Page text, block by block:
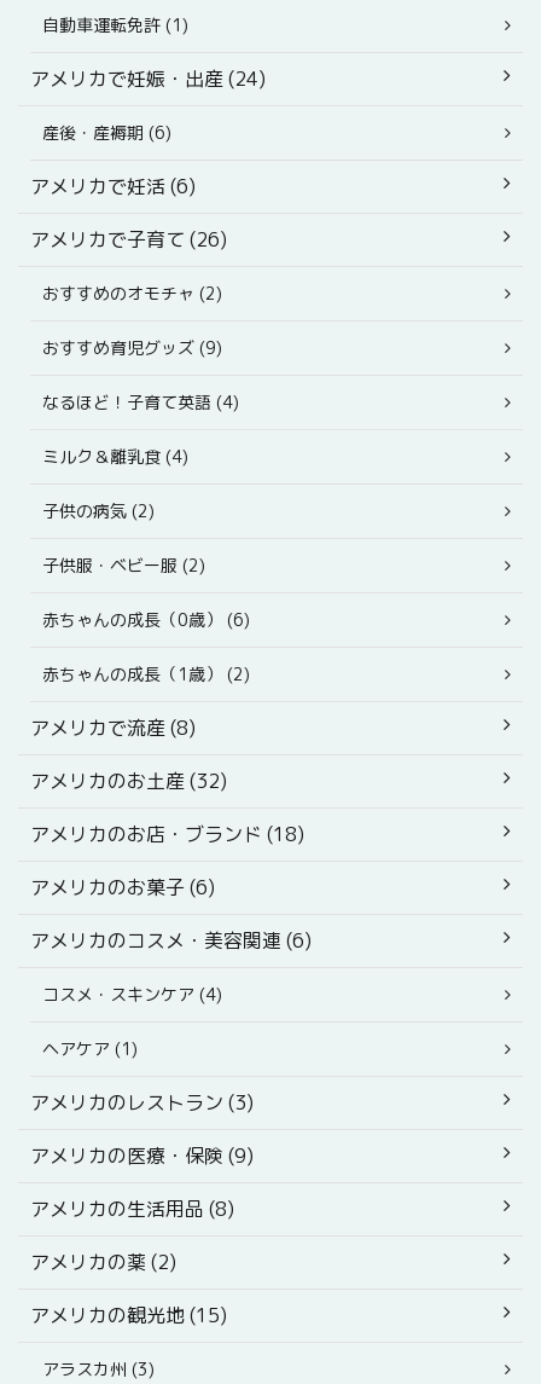
自動車運転免許 (1)
アメリカで妊娠・出産 (24)
産後・産褥期 (6)
アメリカで妊活 (6)
アメリカで子育て (26)
おすすめのオモチャ (2)
おすすめ育児グッズ (9)
なるほど！子育て英語 (4)
ミルク＆離乳食 (4)
子供の病気 (2)
子供服・ベビー服 (2)
赤ちゃんの成長（0歳） (6)
赤ちゃんの成長（1歳） (2)
アメリカで流産 (8)
アメリカのお土産 (32)
アメリカのお店・ブランド (18)
アメリカのお菓子 (6)
アメリカのコスメ・美容関連 (6)
コスメ・スキンケア (4)
ヘアケア (1)
アメリカのレストラン (3)
アメリカの医療・保険 (9)
アメリカの生活用品 (8)
アメリカの薬 (2)
アメリカの観光地 (15)
アラスカ州 (3)